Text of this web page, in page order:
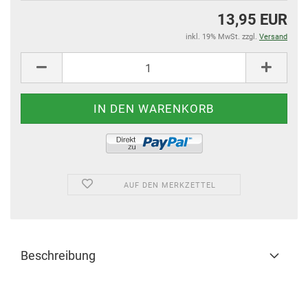
13,95 EUR
inkl. 19% MwSt. zzgl. Versand
AUF DEN MERKZETTEL
Beschreibung